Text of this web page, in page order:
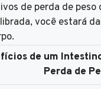
de perda de
você estará
de um
Perda de